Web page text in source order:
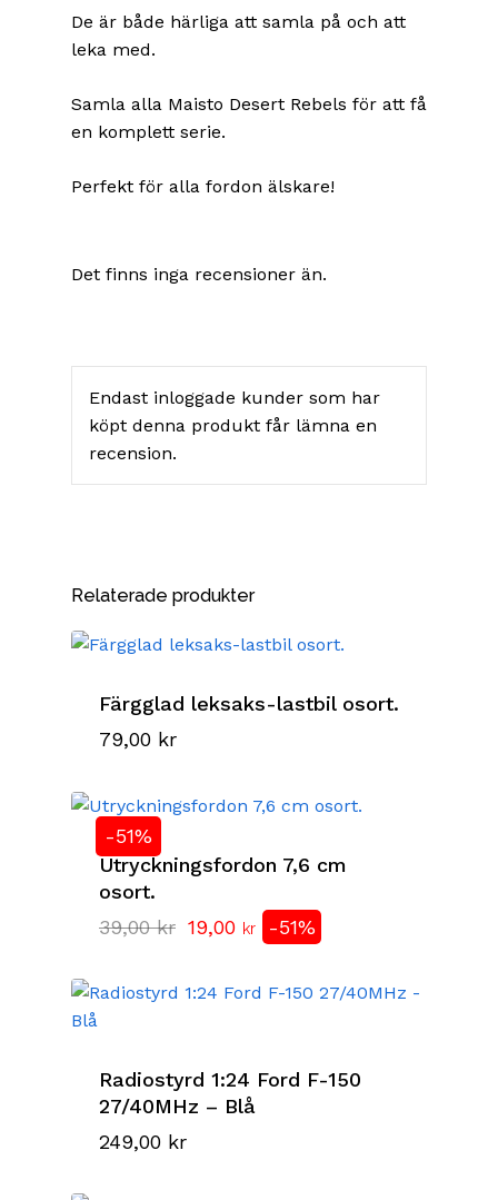
De är både härliga att samla på och att
leka med.
Samla alla Maisto Desert Rebels för att få
en komplett serie.
Perfekt för alla fordon älskare!
Det finns inga recensioner än.
Endast inloggade kunder som har
köpt denna produkt får lämna en
recension.
Relaterade produkter
Färgglad leksaks-lastbil osort.
79,00 kr
-51%
Utryckningsfordon 7,6 cm
osort.
39,00kr Det
ursprungliga
var:
19,00 krDet
nuvarande
är:
-51%
Radiostyrd 1:24 Ford F-150
27/40MHz – Blå
249,00 kr